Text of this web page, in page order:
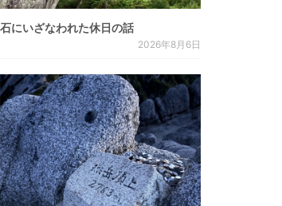
石にいざなわれた休日の話
2026年8月6日